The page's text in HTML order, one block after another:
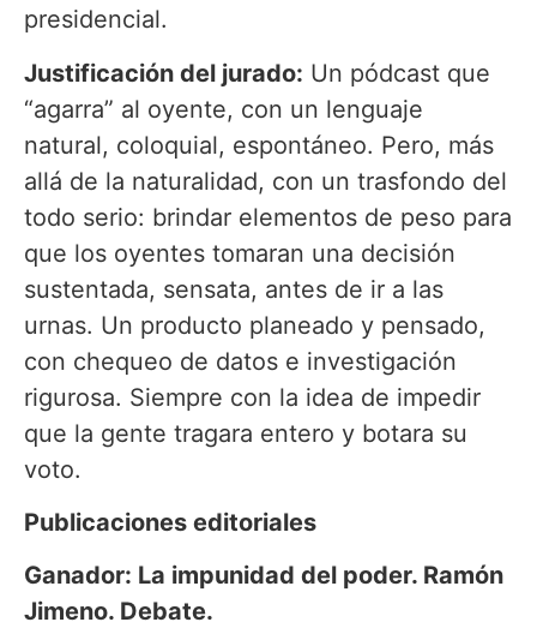
presidencial.
Justificación del jurado: Un pódcast que
“agarra” al oyente, con un lenguaje
natural, coloquial, espontáneo. Pero, más
allá de la naturalidad, con un trasfondo del
todo serio: brindar elementos de peso para
que los oyentes tomaran una decisión
sustentada, sensata, antes de ir a las
urnas. Un producto planeado y pensado,
con chequeo de datos e investigación
rigurosa. Siempre con la idea de impedir
que la gente tragara entero y botara su
voto.
Publicaciones editoriales
Ganador: La impunidad del poder. Ramón
Jimeno. Debate.